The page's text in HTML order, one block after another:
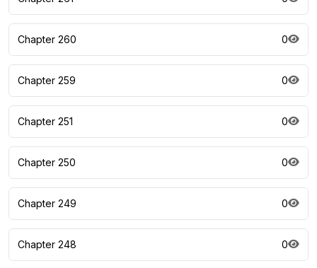
Chapter 260 0
Chapter 259 0
Chapter 251 0
Chapter 250 0
Chapter 249 0
Chapter 248 0